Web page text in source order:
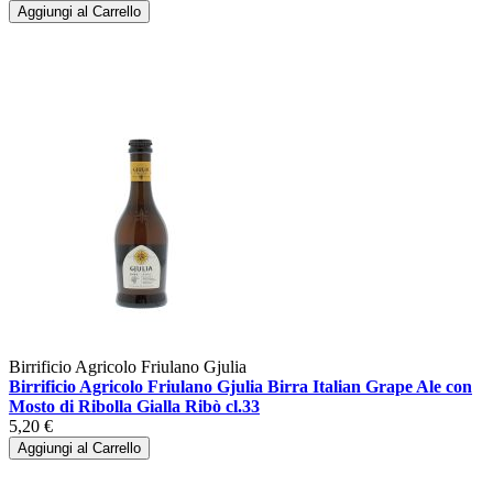
Aggiungi al Carrello
Birrificio Agricolo Friulano Gjulia
Birrificio Agricolo Friulano Gjulia Birra Italian Grape Ale con
Mosto di Ribolla Gialla Ribò cl.33
5,20 €
Aggiungi al Carrello